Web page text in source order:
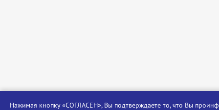
Нажимая кнопку «СОГЛАСЕН», Вы подтверждаете то, что Вы